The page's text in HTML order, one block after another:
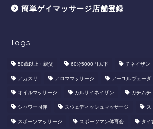
簡単ゲイマッサージ店舗登録
Tags
50歳以上・親父 60分5000円以下 ​チネイザン
アカスリ アロママッサージ アーユルヴェーダ
オイルマッサージ カルサイネイザン ガチムチ
シャワー同伴 スウェディッシュマッサージ ス
スポーツマッサージ スポーツマン体育会 タイ